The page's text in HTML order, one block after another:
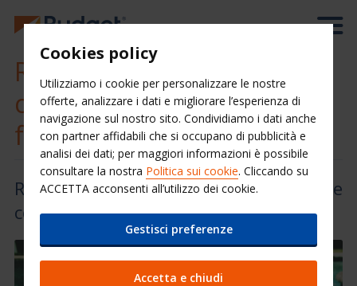
Richiedi una delle nostre
coperture per auto e
furgoni a noleggio
Rilassati e goditi il viaggio con le nostre
coperture per veicoli.
Cookies policy
Utilizziamo i cookie per personalizzare le nostre
offerte, analizzare i dati e migliorare l’esperienza di
navigazione sul nostro sito. Condividiamo i dati anche
con partner affidabili che si occupano di pubblicità e
analisi dei dati; per maggiori informazioni è possibile
consultare la nostra Politica sui cookie. Cliccando su
ACCETTA acconsenti all’utilizzo dei cookie.
Gestisci preferenze
Accetta e chiudi